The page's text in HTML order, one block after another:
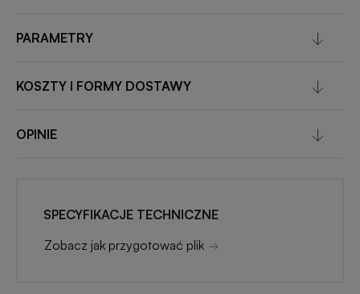
PARAMETRY
KOSZTY I FORMY DOSTAWY
OPINIE
SPECYFIKACJE TECHNICZNE
Zobacz jak przygotować plik